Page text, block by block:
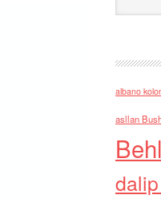
albano
asllan